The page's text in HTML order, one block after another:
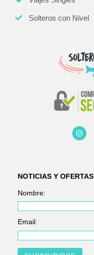
Solteros con Nivel
NOTICIAS Y OFERTAS
Nombre:
Email: